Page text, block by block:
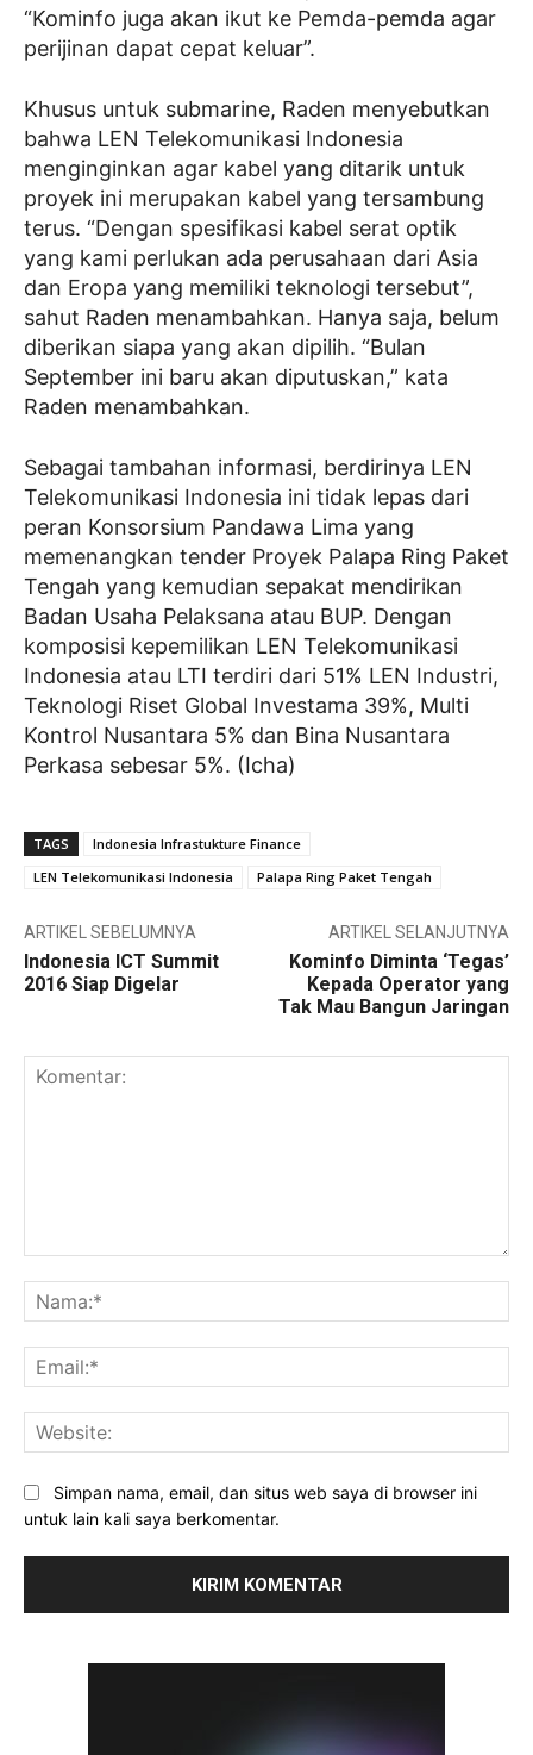
“Kominfo juga akan ikut ke Pemda-pemda agar
perijinan dapat cepat keluar”.
Khusus untuk submarine, Raden menyebutkan
bahwa LEN Telekomunikasi Indonesia
menginginkan agar kabel yang ditarik untuk
proyek ini merupakan kabel yang tersambung
terus. “Dengan spesifikasi kabel serat optik
yang kami perlukan ada perusahaan dari Asia
dan Eropa yang memiliki teknologi tersebut”,
sahut Raden menambahkan. Hanya saja, belum
diberikan siapa yang akan dipilih. “Bulan
September ini baru akan diputuskan,” kata
Raden menambahkan.
Sebagai tambahan informasi, berdirinya LEN
Telekomunikasi Indonesia ini tidak lepas dari
peran Konsorsium Pandawa Lima yang
memenangkan tender Proyek Palapa Ring Paket
Tengah yang kemudian sepakat mendirikan
Badan Usaha Pelaksana atau BUP. Dengan
komposisi kepemilikan LEN Telekomunikasi
Indonesia atau LTI terdiri dari 51% LEN Industri,
Teknologi Riset Global Investama 39%, Multi
Kontrol Nusantara 5% dan Bina Nusantara
Perkasa sebesar 5%. (Icha)
TAGS
Indonesia Infrastukture Finance
LEN Telekomunikasi Indonesia
Palapa Ring Paket Tengah
ARTIKEL SEBELUMNYA
Indonesia ICT Summit
2016 Siap Digelar
ARTIKEL SELANJUTNYA
Kominfo Diminta ‘Tegas’
Kepada Operator yang
Tak Mau Bangun Jaringan
Simpan nama, email, dan situs web saya di browser ini
untuk lain kali saya berkomentar.